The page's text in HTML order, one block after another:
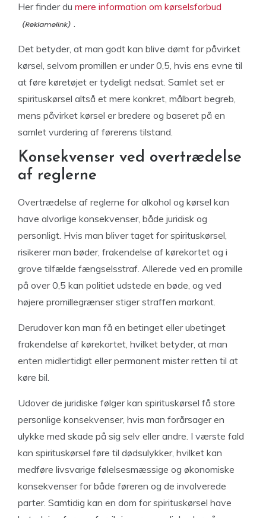
Her finder du mere information om kørselsforbud
.
Det betyder, at man godt kan blive dømt for påvirket
kørsel, selvom promillen er under 0,5, hvis ens evne til
at føre køretøjet er tydeligt nedsat. Samlet set er
spirituskørsel altså et mere konkret, målbart begreb,
mens påvirket kørsel er bredere og baseret på en
samlet vurdering af førerens tilstand.
Konsekvenser ved overtrædelse
af reglerne
Overtrædelse af reglerne for alkohol og kørsel kan
have alvorlige konsekvenser, både juridisk og
personligt. Hvis man bliver taget for spirituskørsel,
risikerer man bøder, frakendelse af kørekortet og i
grove tilfælde fængselsstraf. Allerede ved en promille
på over 0,5 kan politiet udstede en bøde, og ved
højere promillegrænser stiger straffen markant.
Derudover kan man få en betinget eller ubetinget
frakendelse af kørekortet, hvilket betyder, at man
enten midlertidigt eller permanent mister retten til at
køre bil.
Udover de juridiske følger kan spirituskørsel få store
personlige konsekvenser, hvis man forårsager en
ulykke med skade på sig selv eller andre. I værste fald
kan spirituskørsel føre til dødsulykker, hvilket kan
medføre livsvarige følelsesmæssige og økonomiske
konsekvenser for både føreren og de involverede
parter. Samtidig kan en dom for spirituskørsel have